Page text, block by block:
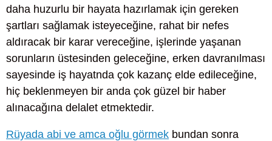
daha huzurlu bir hayata hazırlamak için gereken
şartları sağlamak isteyeceğine, rahat bir nefes
aldıracak bir karar vereceğine, işlerinde yaşanan
sorunların üstesinden geleceğine, erken davranılması
sayesinde iş hayatnda çok kazanç elde edileceğine,
hiç beklenmeyen bir anda çok güzel bir haber
alınacağına delalet etmektedir.
Rüyada abi ve amca oğlu görmek bundan sonra